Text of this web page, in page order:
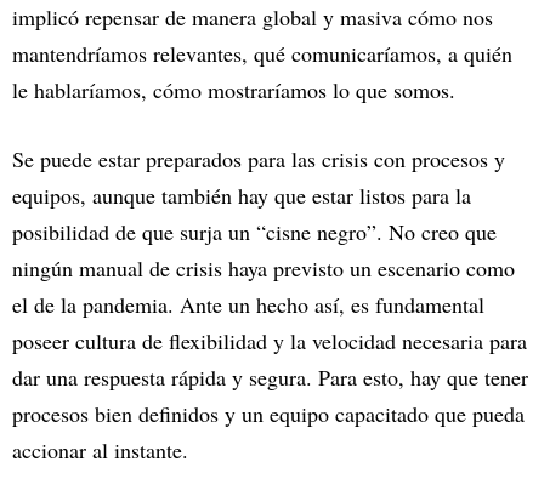
implicó repensar de manera global y masiva cómo nos
mantendríamos relevantes, qué comunicaríamos, a quién
le hablaríamos, cómo mostraríamos lo que somos.
Se puede estar preparados para las crisis con procesos y
equipos, aunque también hay que estar listos para la
posibilidad de que surja un “cisne negro”. No creo que
ningún manual de crisis haya previsto un escenario como
el de la pandemia. Ante un hecho así, es fundamental
poseer cultura de flexibilidad y la velocidad necesaria para
dar una respuesta rápida y segura. Para esto, hay que tener
procesos bien definidos y un equipo capacitado que pueda
accionar al instante.